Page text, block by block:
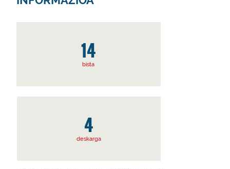
14
bista
4
deskarga